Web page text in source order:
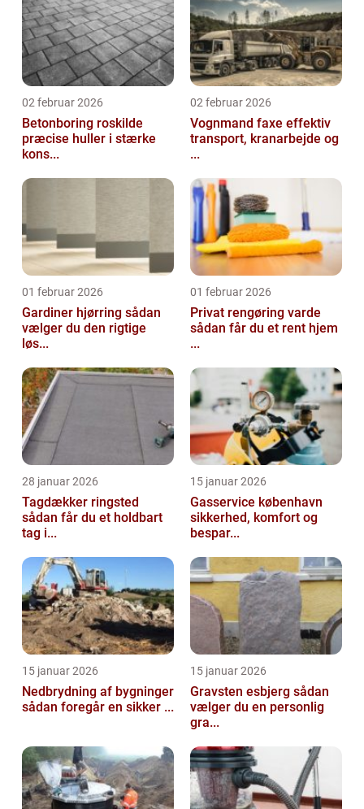
02 februar 2026
Betonboring roskilde
præcise huller i stærke
kons...
02 februar 2026
Vognmand faxe effektiv
transport, kranarbejde og
...
01 februar 2026
Gardiner hjørring sådan
vælger du den rigtige
løs...
01 februar 2026
Privat rengøring varde
sådan får du et rent hjem
...
28 januar 2026
Tagdækker ringsted
sådan får du et holdbart
tag i...
15 januar 2026
Gasservice københavn
sikkerhed, komfort og
bespar...
15 januar 2026
Nedbrydning af bygninger
sådan foregår en sikker ...
15 januar 2026
Gravsten esbjerg sådan
vælger du en personlig
gra...